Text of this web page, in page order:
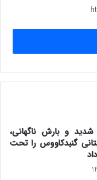
دو بیت از یک
نوشتن و دادن
که چه اشتباهی
تلویحی جمع خواهد
کمیسیون حقوق
زبان و ادبیات
شود.
و بارش ناگهانی،
گنبدکاووس را تحت